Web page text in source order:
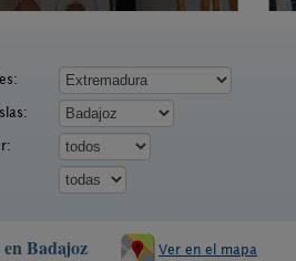
Badajoz Ver en el mapa